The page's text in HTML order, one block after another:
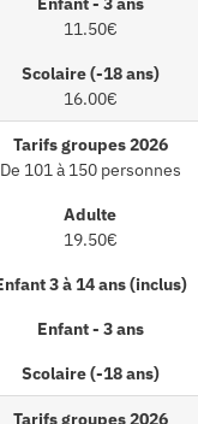
11.50€
16.00€
De 101 à 150 personnes
19.50€